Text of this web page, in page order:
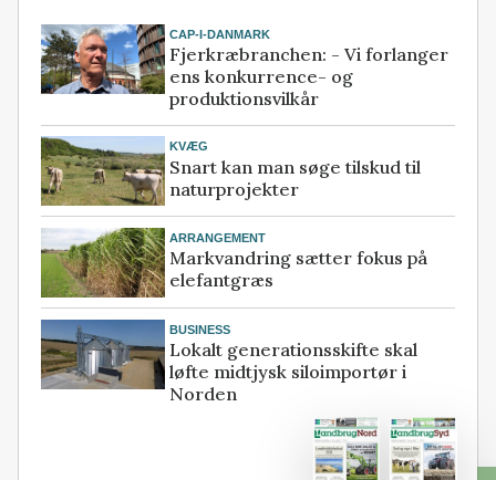
CAP-I-DANMARK
Fjerkræbranchen: - Vi forlanger
ens konkurrence- og
produktionsvilkår
KVÆG
Snart kan man søge tilskud til
naturprojekter
ARRANGEMENT
Markvandring sætter fokus på
elefantgræs
BUSINESS
Lokalt generationsskifte skal
løfte midtjysk siloimportør i
Norden